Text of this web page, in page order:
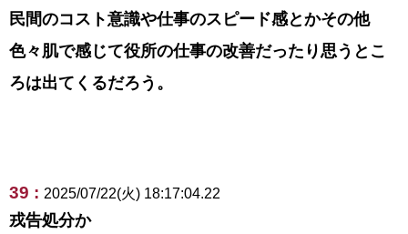
民間のコスト意識や仕事のスピード感とかその他
色々肌で感じて役所の仕事の改善だったり思うとこ
ろは出てくるだろう。
39 : 2025/07/22(火) 18:17:04.22
戎告処分か